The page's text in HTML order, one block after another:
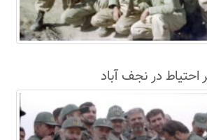
احتیاط در نجف آباد